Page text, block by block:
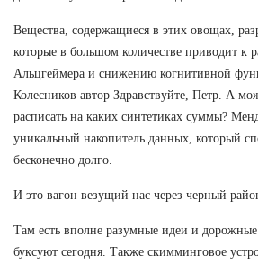
Вещества, содержащиеся в этих овощах,
которые в большом количестве приводит к
Альцгеймера и снижению когнитивной
Колесников автор Здравствуйте, Петр. А
расписать на каких синтетиках суммы?
уникальный накопитель данных, который
бесконечно долго.
И это вагон везущий нас через черный
Там есть вполне разумные идеи и
буксуют сегодня. Также скимминговое